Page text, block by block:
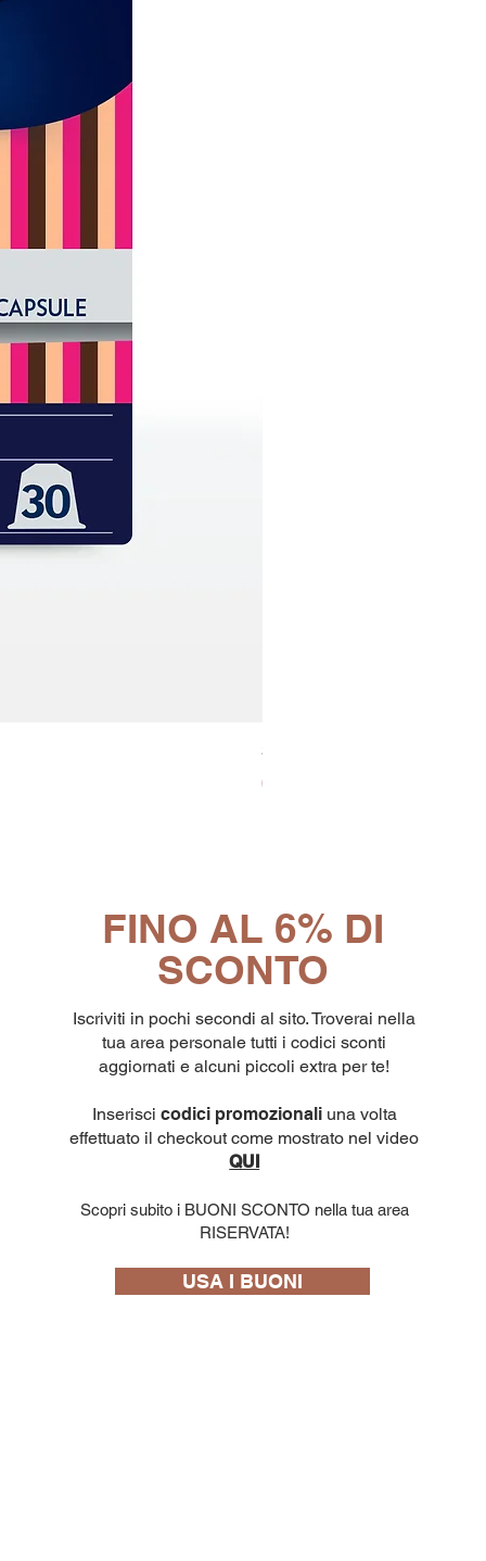
30x8 Caps. Alluminio
Prezzo
65,19 €
FINO AL 6% DI
SCONTO
Iscriviti in pochi secondi al sito. Troverai nella
tua area personale tutti i codici sconti
aggiornati e alcuni piccoli extra per te!
Inserisci codici promozionaliuna volta
effettuato il checkout come mostrato nel video
QUI
Scopri subito i BUONI SCONTO nella tua area
RISERVATA!
USA I BUONI